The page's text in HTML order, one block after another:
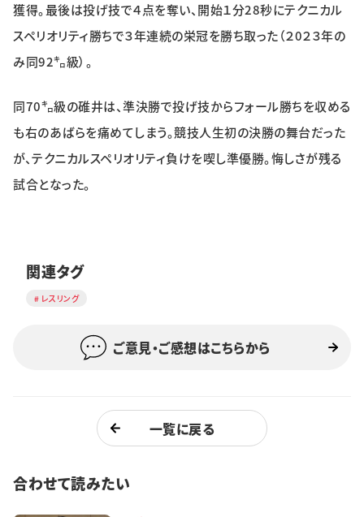
獲得。最後は投げ技で４点を奪い、開始１分28秒にテクニカル
スペリオリティ勝ちで３年連続の栄冠を勝ち取った（２0２３年の
み同92㌔級）。
同70㌔級の碓井は、準決勝で投げ技からフォール勝ちを収める
も右のあばらを痛めてしまう。競技人生初の決勝の舞台だった
が、テクニカルスペリオリティ負けを喫し準優勝。悔しさが残る
試合となった。
関連タグ
レスリング
ご意見・ご感想はこちらから
一覧に戻る
合わせて読みたい